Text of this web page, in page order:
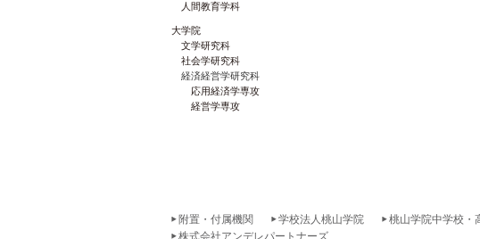
人間教育学科
大学院
文学研究科
社会学研究科
経済経営学研究科
応用経済学専攻
経営学専攻
附置・付属機関 学校法人桃山学院 桃山学院中学校・